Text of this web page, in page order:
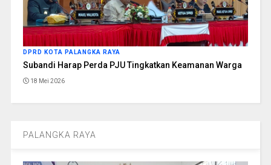
DPRD KOTA PALANGKA RAYA
Subandi Harap Perda PJU Tingkatkan Keamanan Warga
18 Mei 2026
PALANGKA RAYA